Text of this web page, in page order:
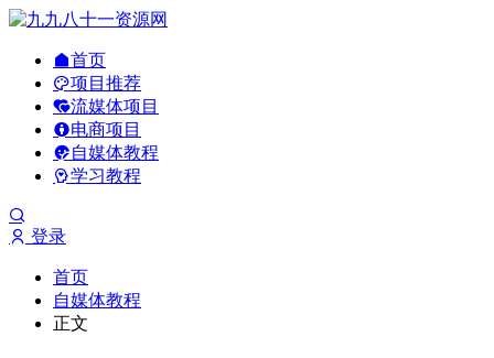
首页
项目推荐
流媒体项目
电商项目
自媒体教程
学习教程
登录
首页
自媒体教程
正文